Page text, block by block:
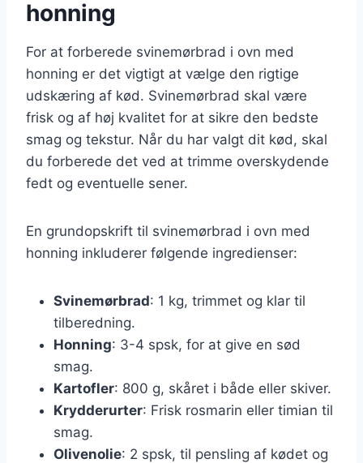
honning
For at forberede svinemørbrad i ovn med
honning er det vigtigt at vælge den rigtige
udskæring af kød. Svinemørbrad skal være
frisk og af høj kvalitet for at sikre den bedste
smag og tekstur. Når du har valgt dit kød, skal
du forberede det ved at trimme overskydende
fedt og eventuelle sener.
En grundopskrift til svinemørbrad i ovn med
honning inkluderer følgende ingredienser:
Svinemørbrad: 1 kg, trimmet og klar til
tilberedning.
Honning: 3-4 spsk, for at give en sød
smag.
Kartofler: 800 g, skåret i både eller skiver.
Krydderurter: Frisk rosmarin eller timian til
smag.
Olivenolie: 2 spsk, til pensling af kødet og